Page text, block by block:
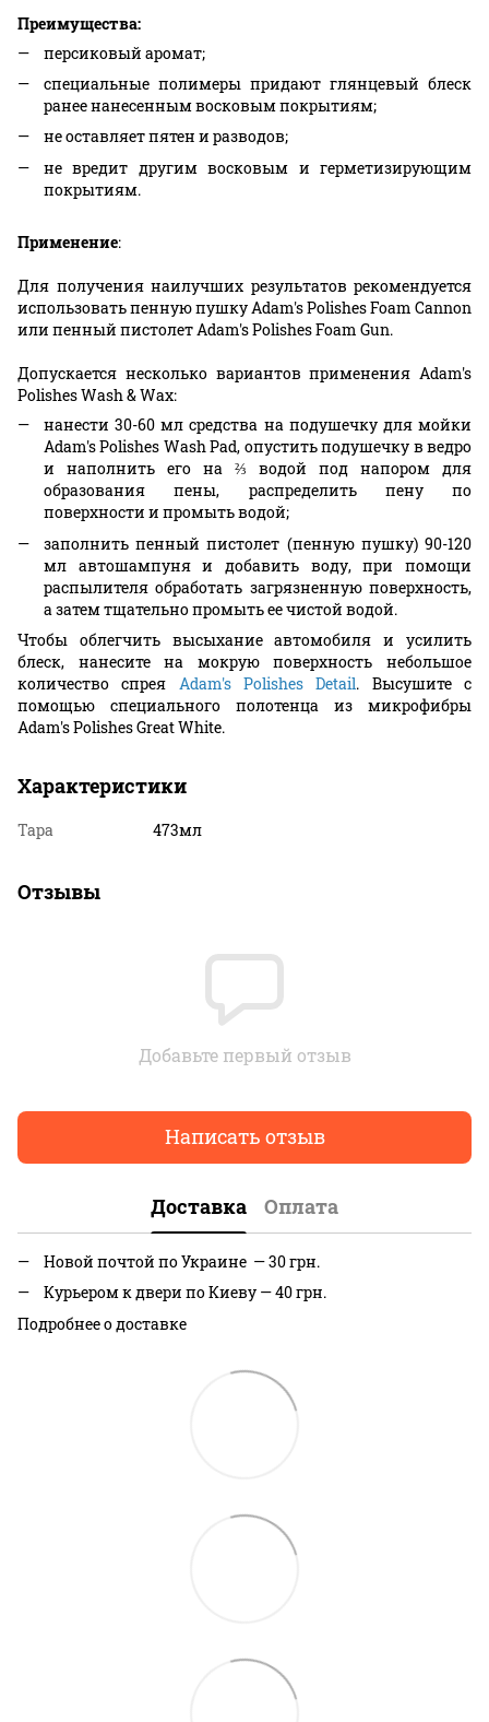
Преимущества:
персиковый аромат;
специальные полимеры придают глянцевый блеск
ранее нанесенным восковым покрытиям;
не оставляет пятен и разводов;
не вредит другим восковым и герметизирующим
покрытиям.
Применение:
Для получения наилучших результатов рекомендуется
использовать пенную пушку Adam's Polishes Foam Cannon
или пенный пистолет Adam's Polishes Foam Gun.
Допускается несколько вариантов применения Adam's
Polishes Wash & Wax:
нанести 30-60 мл средства на подушечку для мойки
Adam's Polishes Wash Pad, опустить подушечку в ведро
и наполнить его на ⅔ водой под напором для
образования пены, распределить пену по
поверхности и промыть водой;
заполнить пенный пистолет (пенную пушку) 90-120
мл автошампуня и добавить воду, при помощи
распылителя обработать загрязненную поверхность,
а затем тщательно промыть ее чистой водой.
Чтобы облегчить высыхание автомобиля и усилить
блеск, нанесите на мокрую поверхность небольшое
количество спрея Adam's Polishes Detail. Высушите с
помощью специального полотенца из микрофибры
Adam's Polishes Great White.
Характеристики
Тара 473мл
Отзывы
Добавьте первый отзыв
Написать отзыв
Доставка Оплата
Новой почтой по Украине — 30 грн.
Курьером к двери по Киеву — 40 грн.
Подробнее о доставке